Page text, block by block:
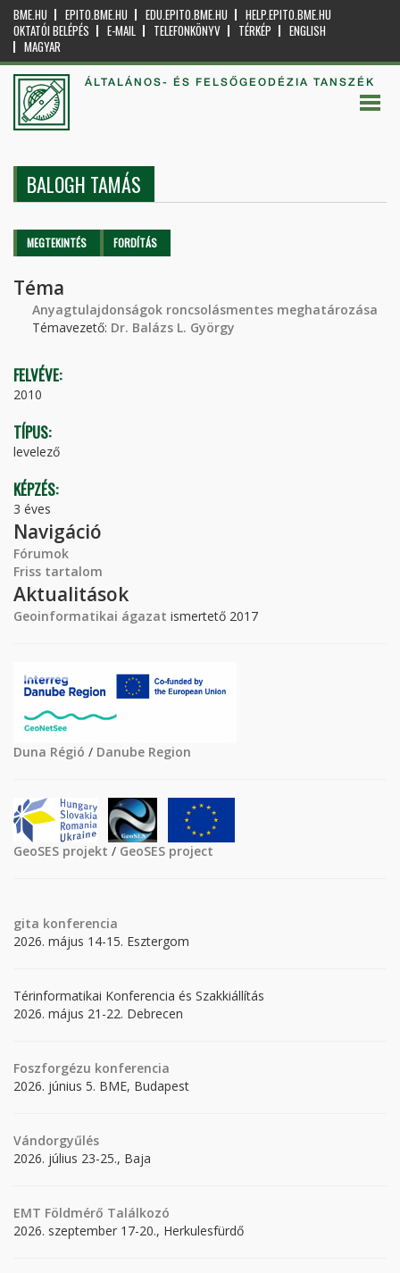
BME.HU EPITO.BME.HU EDU.EPITO.BME.HU
HELP.EPITO.BME.HU
OKTATÓI BELÉPÉS
E-MAIL TELEFONKÖNYV TÉRKÉP
ENGLISH
MAGYAR
ÁLTALÁNOS- ÉS FELSŐGEODÉZIA TANSZÉK
BALOGH TAMÁS
Elsődleges fülek
MEGTEKINTÉS (AKTÍVFORDÍTÁS
Téma
Anyagtulajdonságok roncsolásmentes meghatározása
Témavezető: Dr. Balázs L. György
FELVÉVE:
2010
TÍPUS:
levelező
KÉPZÉS:
3 éves
Navigáció
Fórumok
Friss tartalom
Aktualitások
Geoinformatikai ágazat ismertető 2017
Duna Régió / Danube Region
GeoSES projekt / GeoSES project
gita konferencia
2026. május 14-15. Esztergom
Térinformatikai Konferencia és Szakkiállítás
2026. május 21-22. Debrecen
Foszforgézu konferencia
2026. június 5. BME, Budapest
Vándorgyűlés
2026. július 23-25., Baja
EMT Földmérő Találkozó
2026. szeptember 17-20., Herkulesfürdő